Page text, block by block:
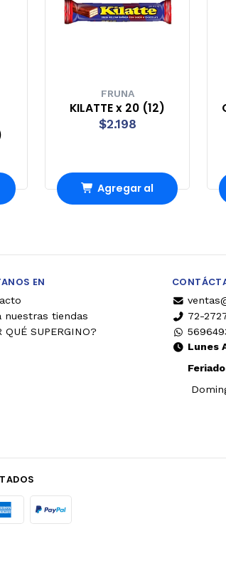
FRUNA
KILATTE x 20 (12)
$2.198
Agregar al
EN
nuestras tiendas
QUÉ SUPERGINO?
72-
Lunes